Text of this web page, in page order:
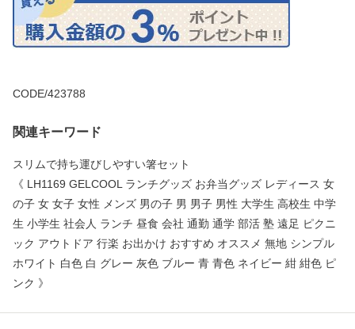
CODE/423788
関連キーワード
スリムで持ち運びしやすい箸セット
《 LH1169 GELCOOL ランチグッズ お弁当グッズ レディース 女
の子 女 女子 女性 メンズ 男の子 男 男子 男性 大学生 高校生 中学
生 小学生 社会人 ランチ 昼食 会社 通勤 通学 部活 塾 遠足 ピクニ
ック アウトドア 行楽 お出かけ おすすめ オススメ 無地 シンプル
ホワイト 白色 白 グレー 灰色 ブルー 青 青色 ネイビー 紺 紺色 ピ
ンク 》